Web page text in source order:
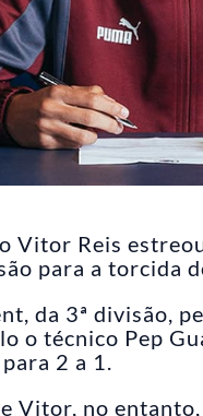
Vitor Reis
para a torcida
da 3ª divisão,
o técnico Pep
2 a 1.
Vitor, no